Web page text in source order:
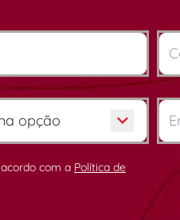
com a Política de